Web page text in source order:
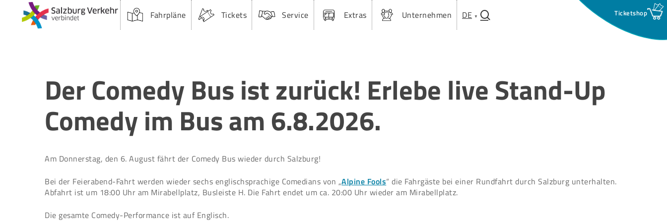
Suchfeld:
Fahrpläne Tickets Service Extras Unternehmen DE
Der Comedy Bus ist zurück! Erlebe live Stand-Up
Comedy im Bus am 6.8.2026.
Am Donnerstag, den 6. August fährt der Comedy Bus wieder durch Salzburg!
Bei der Feierabend-Fahrt werden wieder sechs englischsprachige Comedians von „Alpine Fools“ die Fahrgäste bei einer Rundfahrt durch Salzburg unterhalten.
Abfahrt ist um 18:00 Uhr am Mirabellplatz, Busleiste H. Die Fahrt endet um ca. 20:00 Uhr wieder am Mirabellplatz.
Die gesamte Comedy-Performance ist auf Englisch.